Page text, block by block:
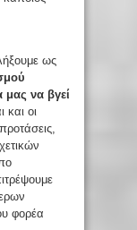
ως
μας να βγεί
και οι
φορέα